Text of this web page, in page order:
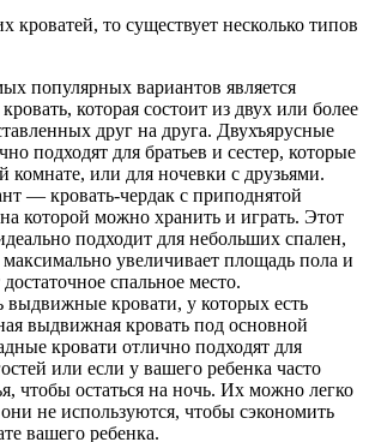
кроватей, то существует несколько типов
популярных вариантов является
которая состоит из двух или более
друг на друга. Двухъярусные
подходят для братьев и сестер, которые
комнате, или для ночевки с друзьями.
— кровать-чердак с приподнятой
которой можно хранить и играть. Этот
подходит для небольших спален,
увеличивает площадь пола и
спальное место.
выдвижные кровати, у которых есть
выдвижная кровать под основной
кровати отлично подходят для
или если у вашего ребенка часто
чтобы остаться на ночь. Их можно легко
они не используются, чтобы сэкономить
вашего ребенка.